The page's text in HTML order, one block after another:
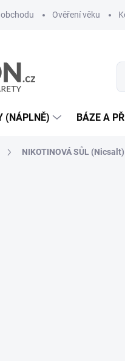
Ověření věku
(NÁPLNĚ) BÁZE A
NIKOTINOVÁ SŮL (Nicsalt)